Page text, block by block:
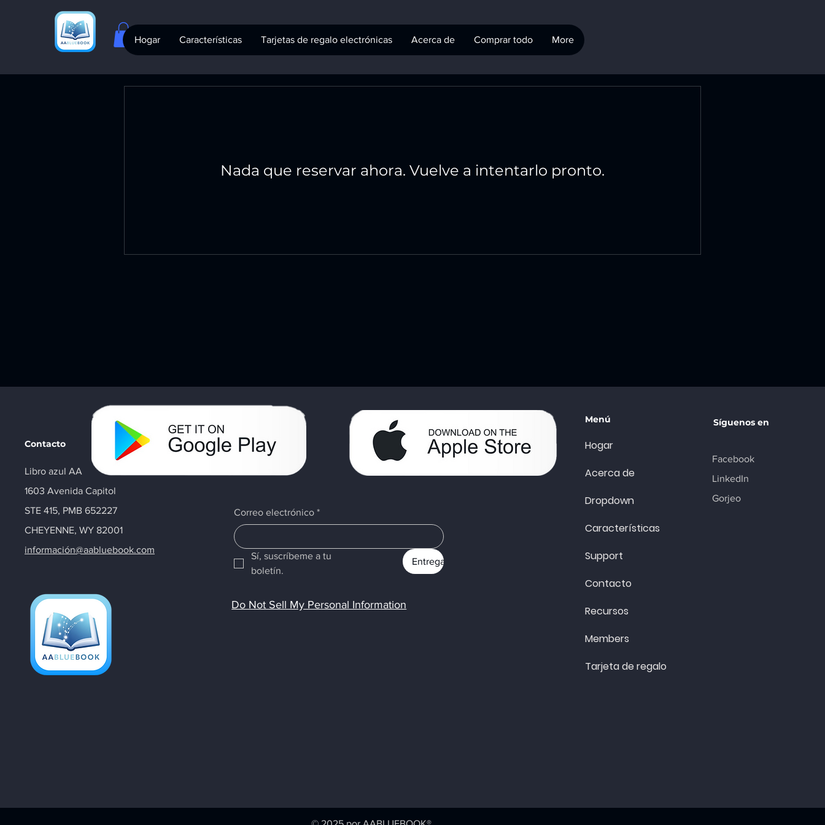
Hogar Características Tarjetas de regalo electrónicas Acerca de Comprar todo More
Nada que reservar ahora. Vuelve a intentarlo pronto.
Contacto
Libro azul AA
1603 Avenida Capitol
STE 415, PMB 652227
CHEYENNE, WY 82001
información@aabluebook.com
Correo electrónico *
Sí, suscríbeme a tu
boletín.
Entregar
Do Not Sell My Personal Information
Menú
Hogar
Acerca de
Dropdown
Características
Support
Contacto
Recursos
Members
Tarjeta de regalo
Síguenos en
Facebook
LinkedIn
Gorjeo